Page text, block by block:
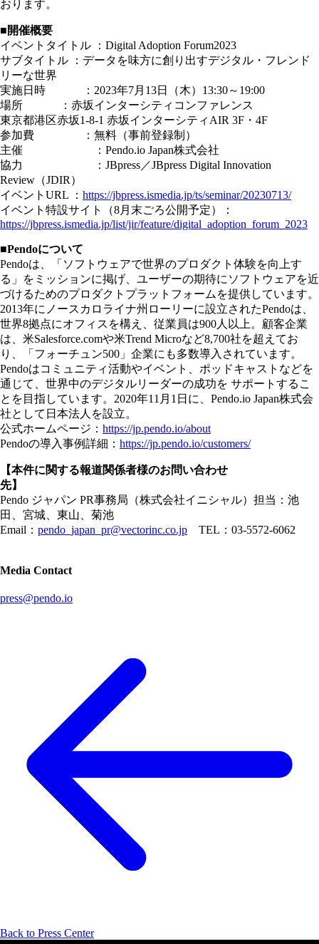
おります。
■開催概要
イベントタイトル ：Digital Adoption Forum2023
サブタイトル ：データを味方に創り出すデジタル・フレンド
リーな世界
実施日時 ：2023年7月13日（木）13:30～19:00
場所 ：赤坂インターシティコンファレンス
東京都港区赤坂1-8-1 赤坂インターシティAIR 3F・4F
参加費 ：無料（事前登録制）
主催 ：Pendo.io Japan株式会社
協力 ：JBpress／JBpress Digital Innovation
Review（JDIR）
イベントURL ： https://jbpress.ismedia.jp/ts/seminar/20230713/
イベント特設サイト（8月末ごろ公開予定）：
https://jbpress.ismedia.jp/list/jir/feature/digital_adoption_forum_2023
■Pendoについて
Pendoは、「ソフトウェアで世界のプロダクト体験を向上す
る」をミッションに掲げ、ユーザーの期待にソフトウェアを近
づけるためのプロダクトプラットフォームを提供しています。
2013年にノースカロライナ州ローリーに設立されたPendoは、
世界8拠点にオフィスを構え、従業員は900人以上。顧客企業
は、米Salesforce.comや米Trend Microなど8,700社を超えてお
り、「フォーチュン500」企業にも多数導入されています。
Pendoはコミュニティ活動やイベント、ポッドキャストなどを
通じて、世界中のデジタルリーダーの成功を サポートするこ
とを目指しています。2020年11月1日に、Pendo.io Japan株式会
社として日本法人を設立。
公式ホームページ： https://jp.pendo.io/about
Pendoの導入事例詳細： https://jp.pendo.io/customers/
【本件に関する報道関係者様のお問い合わせ
先】
Pendo ジャパン PR事務局（株式会社イニシャル）担当：池
田、宮城、東山、菊池
Email： pendo_japan_pr@vectorinc.co.jp TEL：03-5572-6062
Media Contact
press@pendo.io
Back to Press Center